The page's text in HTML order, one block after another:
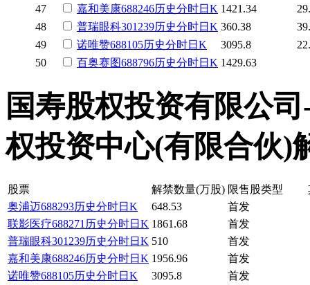
47
嘉和美康688246历史分时日K 1421.34
48
普瑞眼科301239历史分时日K 360.38
49
诺唯赞688105历史分时日K 3095.8
50
百奥赛图688796历史分时日K 1429.63
国寿股权投资有限公
权投资中心(有限合伙)解
股票 解禁数量(万股) 限售股类型
奥浦迈688293历史分时日K 648.53
首发
联影医疗688271 历史分时日K 1861.68
首发
普瑞眼科301239历史分时日K 510
首发
嘉和美康688246历史分时日K 1956.96
首发
诺唯赞688105历史分时日K 3095.8 首发